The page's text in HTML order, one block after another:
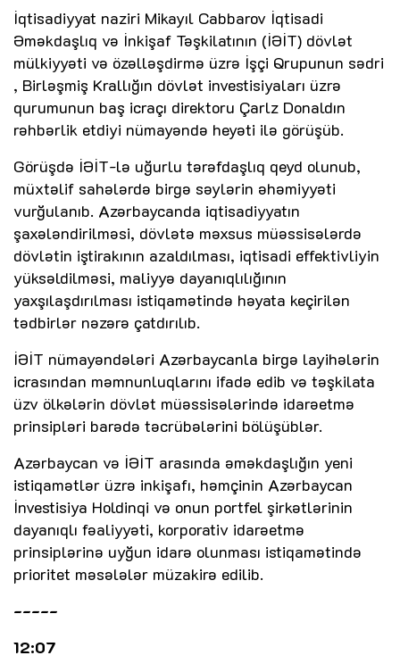
İqtisadiyyat naziri Mikayıl Cabbarov İqtisadi
Əməkdaşlıq və İnkişaf Təşkilatının (İƏİT) dövlət
mülkiyyəti və özəlləşdirmə üzrə İşçi Qrupunun sədri​
, Birləşmiş Krallığın dövlət investisiyaları üzrə
qurumunun baş icraçı direktoru Çarlz Donaldın
rəhbərlik etdiyi nümayəndə heyəti ilə görüşüb.
Görüşdə İƏİT-lə uğurlu tərəfdaşlıq qeyd olunub,
müxtəlif sahələrdə birgə səylərin əhəmiyyəti
vurğulanıb. Azərbaycanda iqtisadiyyatın
şaxələndirilməsi, dövlətə məxsus müəssisələrdə
dövlətin iştirakının azaldılması, iqtisadi effektivliyin
yüksəldilməsi, maliyyə dayanıqlılığının
yaxşılaşdırılması istiqamətində həyata keçirilən
tədbirlər nəzərə çatdırılıb.
İƏİT nümayəndələri Azərbaycanla birgə layihələrin
icrasından məmnunluqlarını ifadə edib və təşkilata
üzv ölkələrin dövlət müəssisələrində idarəetmə
prinsipləri barədə təcrübələrini bölüşüblər.
Azərbaycan və İƏİT arasında əməkdaşlığın yeni
istiqamətlər üzrə inkişafı, həmçinin Azərbaycan
İnvestisiya Holdinqi və onun portfel şirkətlərinin
dayanıqlı fəaliyyəti, korporativ idarəetmə
prinsiplərinə uyğun idarə olunması istiqamətində
prioritet məsələlər müzakirə edilib.
-----
12:07